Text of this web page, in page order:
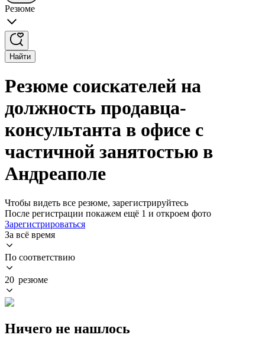
Резюме
Найти
Резюме соискателей на
должность продавца-
консультанта в офисе с
частичной занятостью в
Андреаполе
Чтобы видеть все резюме, зарегистрируйтесь
После регистрации покажем ещё 1 и откроем фото
Зарегистрироваться
За всё время
По соответствию
20 резюме
Ничего не нашлось